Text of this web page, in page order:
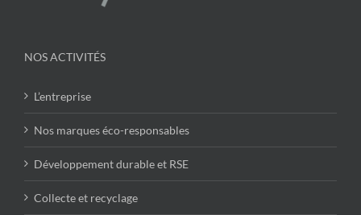
NOS ACTIVITÉS
L’entreprise
Nos marques éco-responsables
Développement durable et RSE
Collecte et recyclage